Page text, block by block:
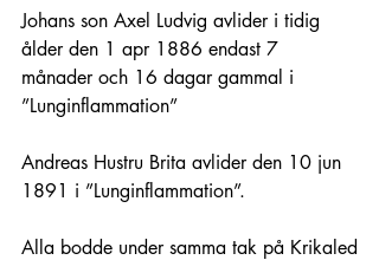
Johans son Axel Ludvig avlider i tidig
ålder den 1 apr 1886 endast 7
månader och 16 dagar gammal i
”Lunginflammation”
Andreas Hustru Brita avlider den 10 jun
1891 i ”Lunginflammation”.
Alla bodde under samma tak på Krikaled